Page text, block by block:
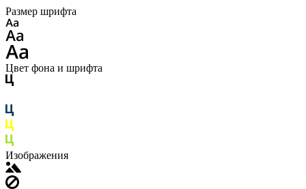
Размер шрифта
Цвет фона и шрифта
Изображения